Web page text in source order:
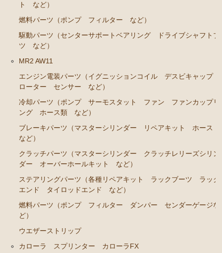
ト など）
燃料パーツ（ポンプ フィルター など）
駆動パーツ（センターサポートベアリング ドライブシャフトブ
ツ など）
MR2 AW11
エンジン電装パーツ（イグニッションコイル デスビキャップ
ローター センサー など）
冷却パーツ（ポンプ サーモスタット ファン ファンカップリ
ング ホース類 など）
ブレーキパーツ（マスターシリンダー リペアキット ホース
など）
クラッチパーツ（マスターシリンダー クラッチレリーズシリン
ダー オーバーホールキット など）
ステアリングパーツ（各種リペアキット ラックブーツ ラック
エンド タイロッドエンド など）
燃料パーツ（ポンプ フィルター ダンパー センダーゲージな
ど）
ウエザーストリップ
カローラ スプリンター カローラFX